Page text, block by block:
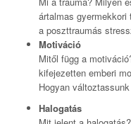
ártalmas
a poszttraumás
Motiváció
Mitől függ a
kifejezetten emberi
Hogyan
Halogatás